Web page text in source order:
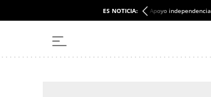
ES NOTICIA: Apoyo independencia